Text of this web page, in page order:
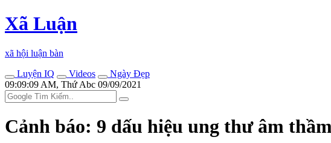
Xã Luận
xã hội luận bàn
Luyện IQ
Videos
Ngày Đẹp
09:09:09 AM, Thứ Abc 09/09/2021
Cảnh báo: 9 dấu hiệu ung thư âm